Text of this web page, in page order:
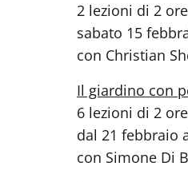
2 lezioni di 2
sabato 15
con Christian
Il giardino con
6 lezioni di 2
dal 21 febbraio
con Simone Di